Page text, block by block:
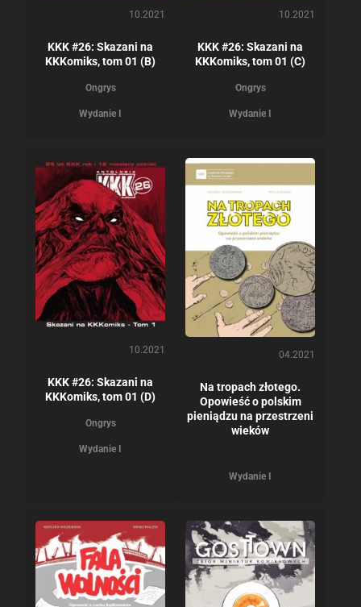
10.2021
KKK #26: Skazani na
KKKomiks, tom 01 (B)
Ongrys
Wydanie I
10.2021
KKK #26: Skazani na
KKKomiks, tom 01 (C)
Ongrys
Wydanie I
10.2021
KKK #26: Skazani na
KKKomiks, tom 01 (D)
Ongrys
Wydanie I
04.2021
Na tropach złotego.
Opowieść o polskim
pieniądzu na przestrzeni
wieków
Wydanie I